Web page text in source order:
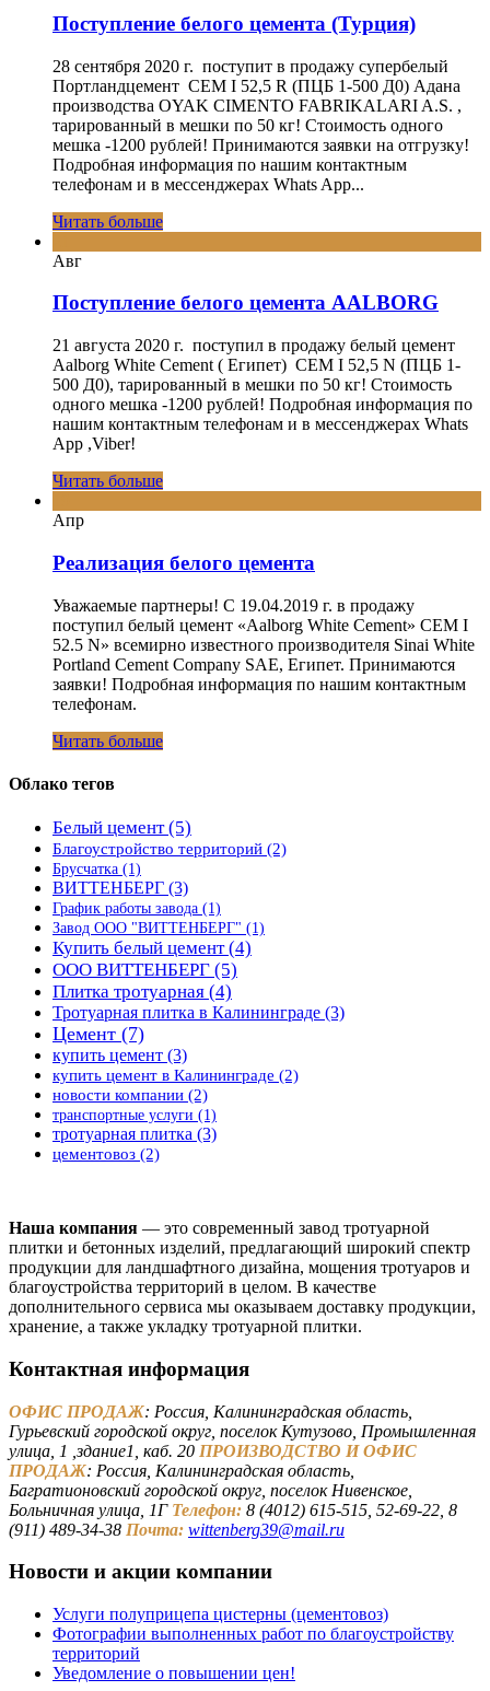
Поступление белого цемента (Турция)
28 сентября 2020 г. поступит в продажу супербелый
Портландцемент CEM I 52,5 R (ПЦБ 1-500 Д0) Адана
производства OYAK CIMENTO FABRIKALARI A.S. ,
тарированный в мешки по 50 кг! Стоимость одного
мешка -1200 рублей! Принимаются заявки на отгрузку!
Подробная информация по нашим контактным
телефонам и в мессенджерах Whats App...
Читать больше
Авг
Поступление белого цемента AALBORG
21 августа 2020 г. поступил в продажу белый цемент
Aalborg White Cement ( Египет) CEM I 52,5 N (ПЦБ 1-
500 Д0), тарированный в мешки по 50 кг! Стоимость
одного мешка -1200 рублей! Подробная информация по
нашим контактным телефонам и в мессенджерах Whats
App ,Viber!
Читать больше
Апр
Реализация белого цемента
Уважаемые партнеры! С 19.04.2019 г. в продажу
поступил белый цемент «Aalborg White Cement» CEM I
52.5 N» всемирно известного производителя Sinai White
Portland Cement Company SAE, Египет. Принимаются
заявки! Подробная информация по нашим контактным
телефонам.
Читать больше
Облако тегов
Белый цемент(5)
Благоустройство территорий (2)
Брусчатка (1)
ВИТТЕНБЕРГ (3)
График работы завода (1)
Завод ООО "ВИТТЕНБЕРГ" (1)
Купить белый цемент(4)
ООО ВИТТЕНБЕРГ (5)
Плитка тротуарная (4)
Тротуарная плитка в Калининграде (3)
Цемент (7)
купить цемент (3)
купить цемент в Калининграде (2)
новости компании (2)
транспортные услуги (1)
тротуарная плитка (3)
цементовоз (2)
Наша компания — это современный завод тротуарной
плитки и бетонных изделий, предлагающий широкий спектр
продукции для ландшафтного дизайна, мощения тротуаров и
благоустройства территорий в целом. В качестве
дополнительного сервиса мы оказываем доставку продукции,
хранение, а также укладку тротуарной плитки.
Контактная информация
ОФИС ПРОДАЖ: Россия, Калининградская область,
Гурьевский городской округ, поселок Кутузово, Промышленная
улица, 1 ,здание1, каб. 20 ПРОИЗВОДСТВО И ОФИС
ПРОДАЖ: Россия, Калининградская область,
Багратионовский городской округ, поселок Нивенское,
Больничная улица, 1Г Телефон: 8 (4012) 615-515, 52-69-22, 8
(911) 489-34-38 Почта: wittenberg39@mail.ru
Новости и акции компании
Услуги полуприцепа цистерны (цементовоз)
Фотографии выполненных работ по благоустройству
территорий
Уведомление о повышении цен!